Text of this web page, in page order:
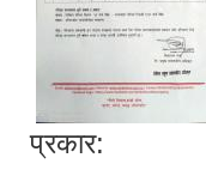
प्रकार: